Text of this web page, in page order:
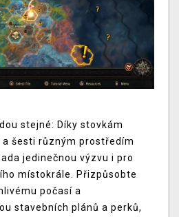
stejné: Díky stovkám
šesti různým prostředím
jedinečnou výzvu i pro
místokrále. Přizpůsobte
počasí a
stavebních plánů a perků,